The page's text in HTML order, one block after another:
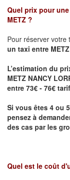
Quel prix pour
METZ ?
Pour réserver votre
un taxi entre METZ
L’estimation du
METZ NANCY
entre 73€ - 76€
Si vous êtes 4 ou
pensez à
des cas par les
Quel est le coût